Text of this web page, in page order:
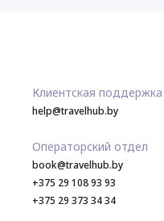
Клиентская поддержка
help@travelhub.by
Операторский отдел
book@travelhub.by
+375 29 108 93 93
+375 29 373 34 34